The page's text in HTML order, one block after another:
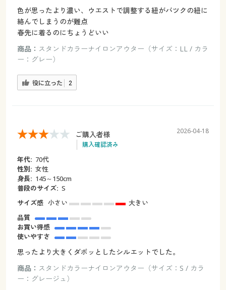
色が思ったより濃い、ウエストで調整する紐がバツクの紐に
絡んでしまうのが難点
春先に着るのにちょうどいい
商品： スタンドカラーナイロンアウター（サイズ：LL / カラ
ー：グレー）
役に立った 2
ご購入者様
購入確認済み
2026-04-18
年代: 70代
性別: 女性
身長: 145～150cm
普段のサイズ: S
サイズ感 小さい
大きい
品質
お買い得感
使いやすさ
思ったより大きくダボッとしたシルエットでした。
商品： スタンドカラーナイロンアウター（サイズ：S / カラ
ー：グレージュ）